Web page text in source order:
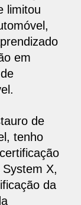
limitou
em
de
tenho
X,
da